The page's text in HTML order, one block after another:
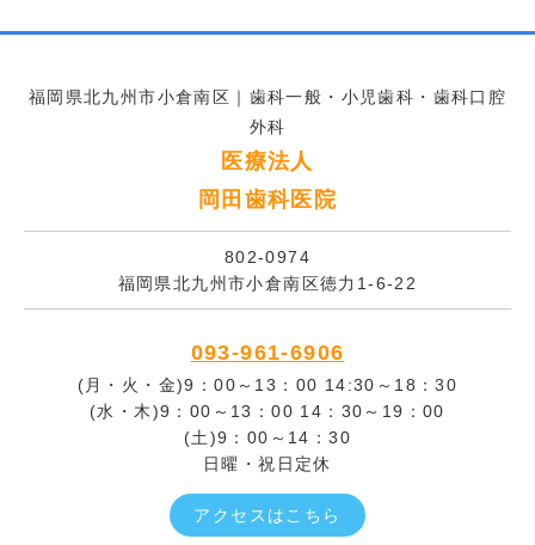
福岡県北九州市小倉南区｜歯科一般・小児歯科・歯科口腔
外科
医療法人
岡田歯科医院
802-0974
福岡県北九州市小倉南区徳力1-6-22
093-961-6906
(月・火・金)9：00～13：00 14:30～18：30
(水・木)9：00～13：00 14：30～19：00
(土)9：00～14：30
日曜・祝日定休
アクセスはこちら